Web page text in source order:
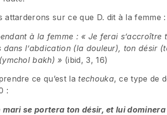
attarderons sur ce que D. dit à la femme :
à la femme : « Je ferai
dans l’abdication (la douleur), ton désir
bakh) » (ibid, 3, 16)
ce qu’est latechouka, ce type de
:
mari se portera ton désir, et lui